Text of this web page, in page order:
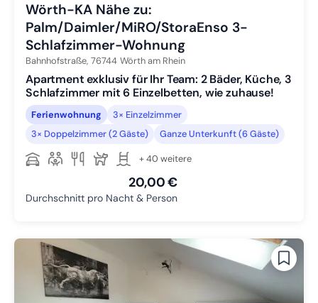
Wörth-KA Nähe zu:
Palm/Daimler/MiRO/StoraEnso 3-
Schlafzimmer-Wohnung
Bahnhofstraße, 76744 Wörth am Rhein
Apartment exklusiv für Ihr Team: 2 Bäder, Küche, 3
Schlafzimmer mit 6 Einzelbetten, wie zuhause!
Ferienwohnung
3× Einzelzimmer
3× Doppelzimmer (2 Gäste)
Ganze Unterkunft (6 Gäste)
+ 40 weitere
20,00 €
Durchschnitt pro Nacht & Person